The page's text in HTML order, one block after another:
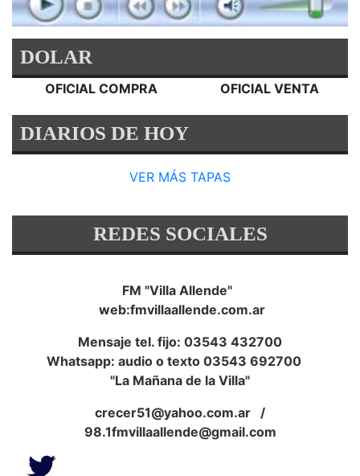
DOLAR
OFICIAL COMPRA OFICIAL VENTA
DIARIOS DE HOY
VER MÁS TAPAS
REDES SOCIALES
FM "Villa Allende"
web:fmvillaallende.com.ar
Mensaje tel. fijo: 03543 432700
Whatsapp: audio o texto 03543 692700
"La Mañana de la Villa"
crecer51@yahoo.com.ar /
98.1fmvillaallende@gmail.com